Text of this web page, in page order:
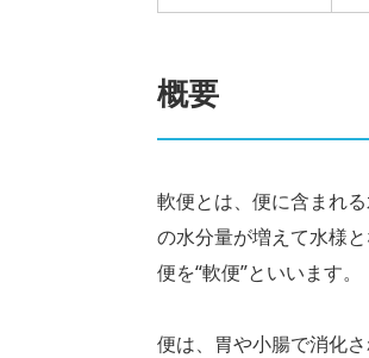
概要
軟便とは、便に含まれ
の水分量が増えて水様
便を“軟便”といいます。
便は、胃や小腸で消化